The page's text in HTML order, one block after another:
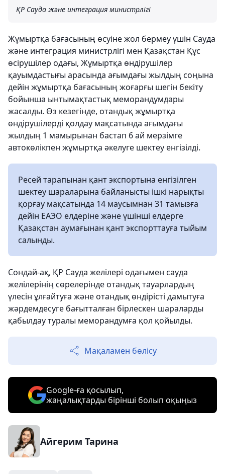
ҚР Сауда және интеграция министрлігі
Жұмыртқа бағасының өсуіне жол бермеу үшін Сауда
және интеграция министрлігі мен Қазақстан Құс
өсірушілер одағы, Жұмыртқа өндірушілер
қауымдастығы арасында ағымдағы жылдың соңына
дейін жұмыртқа бағасының жоғарғы шегін бекіту
бойынша ынтымақтастық меморандумдары
жасалды. Өз кезегінде, отандық жұмыртқа
өндірушілерді қолдау мақсатында ағымдағы
жылдың 1 мамырынан бастап 6 ай мерзімге
автокөлікпен жұмыртқа әкелуге шектеу енгізілді.
Ресей тарапынан қант экспортына енгізілген
шектеу шараларына байланысты ішкі нарықты
қорғау мақсатында 14 маусымнан 31 тамызға
дейін ЕАЭО елдеріне және үшінші елдерге
Қазақстан аумағынан қант экспорттауға тыйым
салынды.
Сондай-ақ, ҚР Сауда желілері одағымен сауда
желілерінің сөрелерінде отандық тауарлардың
үлесін ұлғайтуға және отандық өндірісті дамытуға
жәрдемдесуге бағытталған бірлескен шараларды
қабылдау туралы меморандумға қол қойылды.
Мақаламен бөлісу
Google-ға қосылып,
жаңалықтарды бірінші болып оқыңыз
Айгерим Тарина